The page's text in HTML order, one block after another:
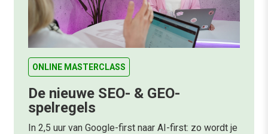
ONLINE MASTERCLASS
De nieuwe SEO- & GEO-
spelregels
In 2,5 uur van Google-first naar AI-first: zo wordt je